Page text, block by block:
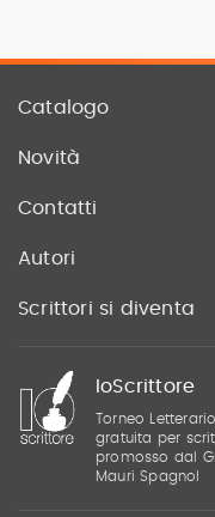
Catalogo
Novità
Contatti
Autori
Scrittori si diventa
IoScrittore
Torneo
gratuita per
promosso dal
Mauri Spagnol